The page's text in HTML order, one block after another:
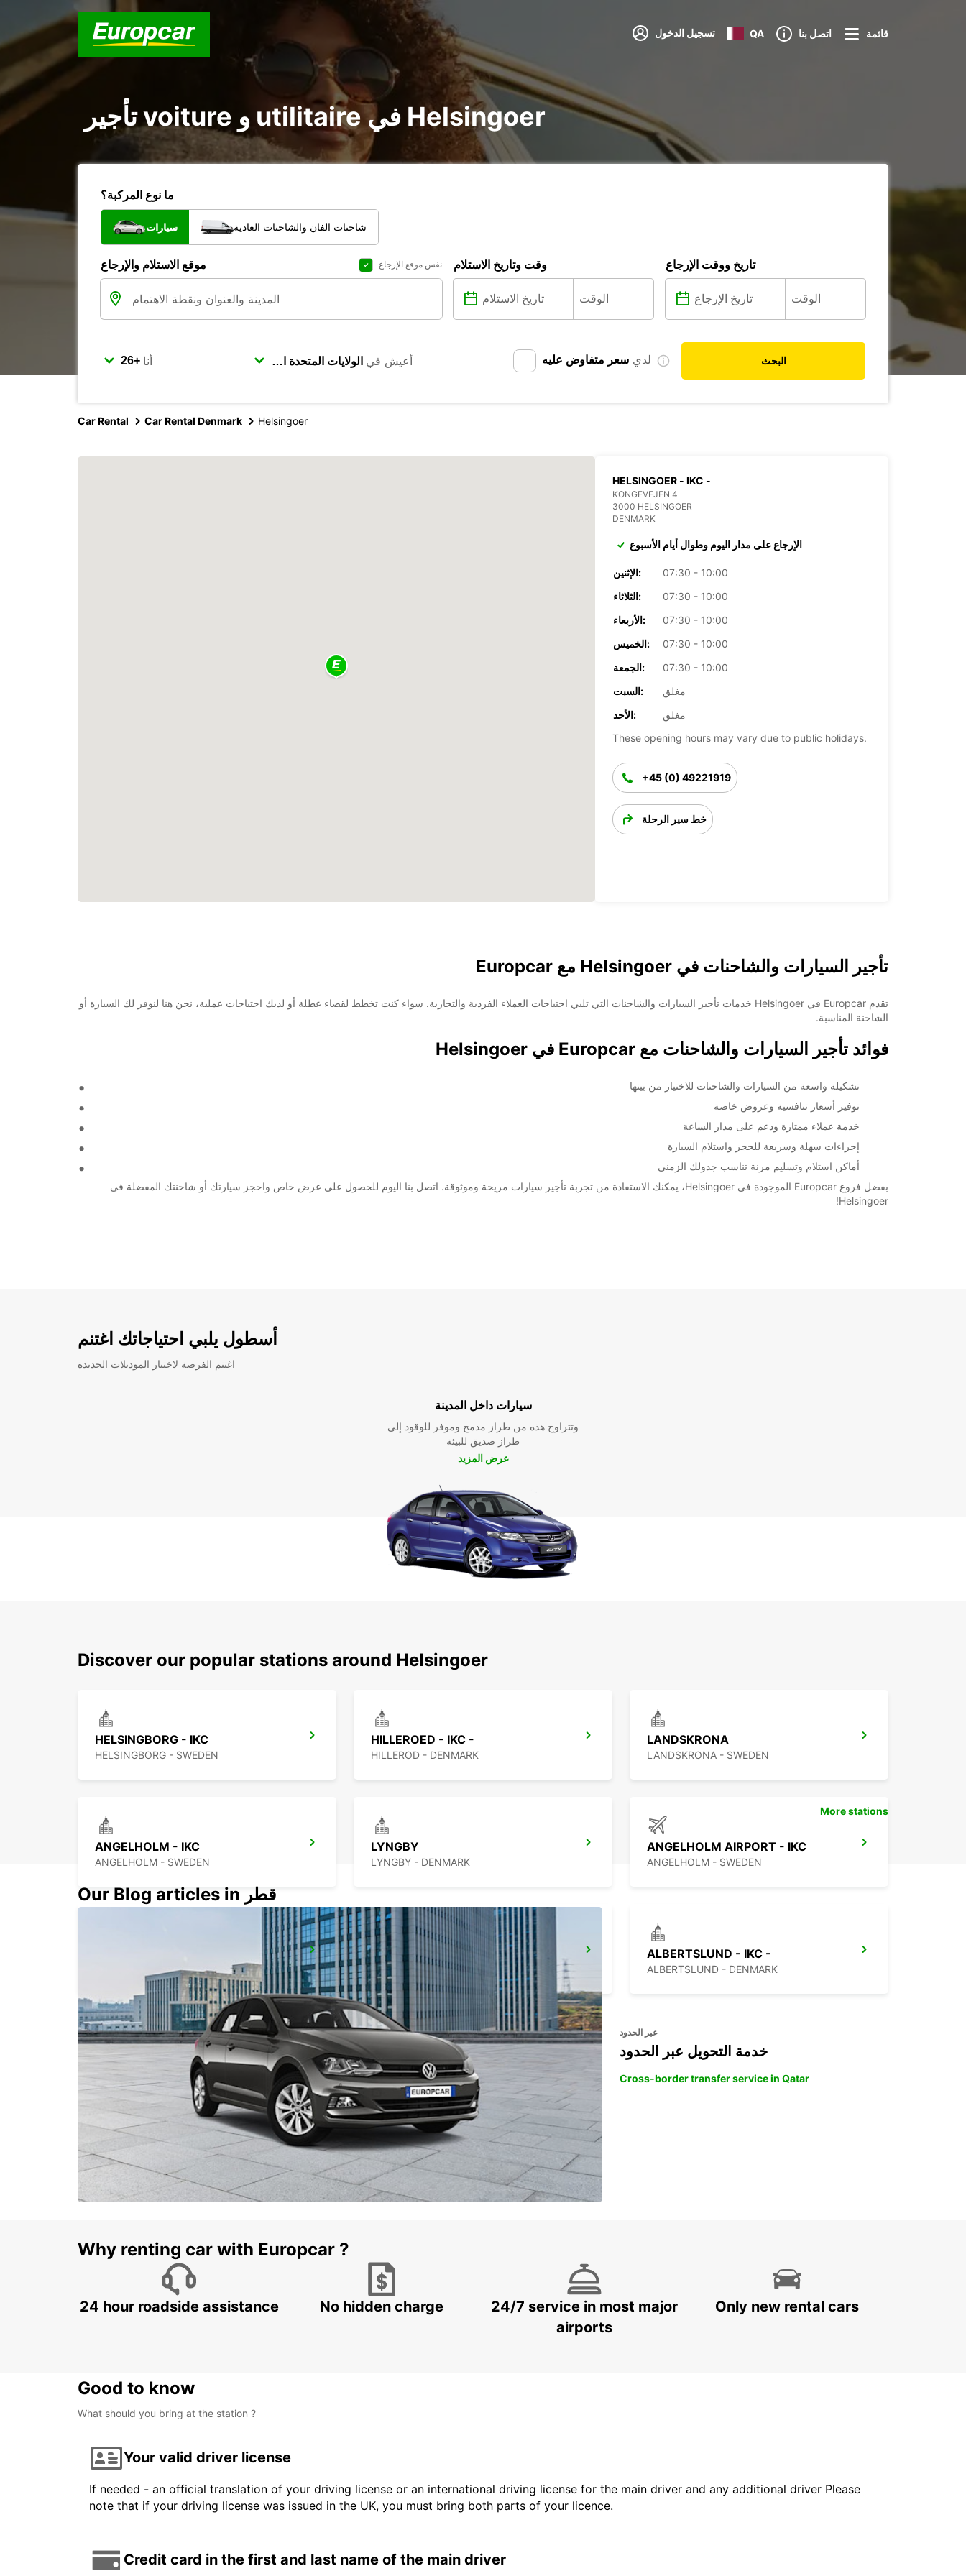
تسجيل الدخول QA اتصل بنا قائمة
تأجير voiture و utilitaire في Helsingoer
ما نوع المركبة؟
سيارات شاحنات الفان والشاحنات العادية
موقع الاستلام والإرجاع نفس موقع الإرجاع وقت وتاريخ الاستلام تاريخ ووقت الإرجاع
أنا أعيش في لدي سعر متفاوض عليه البحث
Car Rental Car Rental Denmark Helsingoer
HELSINGOER - IKC -
KONGEVEJEN 4
3000 HELSINGOER
DENMARK
الإرجاع على مدار اليوم وطوال أيام الأسبوع
الإثنين:
07:30 - 10:00
الثلاثاء:
07:30 - 10:00
الأربعاء:
07:30 - 10:00
الخميس:
07:30 - 10:00
الجمعة:
07:30 - 10:00
السبت:
مغلق
الأحد:
مغلق
These opening hours may vary due to public holidays.
+45 (0) 49221919
خط سير الرحلة
تأجير السيارات والشاحنات في Helsingoer مع Europcar
تقدم Europcar في Helsingoer خدمات تأجير السيارات والشاحنات التي تلبي احتياجات العملاء الفردية والتجارية. سواء كنت تخطط لقضاء عطلة أو لديك احتياجات عملية، نحن هنا لنوفر لك السيارة أو
الشاحنة المناسبة.
فوائد تأجير السيارات والشاحنات مع Europcar في Helsingoer
تشكيلة واسعة من السيارات والشاحنات للاختيار من بينها
توفير أسعار تنافسية وعروض خاصة
خدمة عملاء ممتازة ودعم على مدار الساعة
إجراءات سهلة وسريعة للحجز واستلام السيارة
أماكن استلام وتسليم مرنة تناسب جدولك الزمني
بفضل فروع Europcar الموجودة في Helsingoer، يمكنك الاستفادة من تجربة تأجير سيارات مريحة وموثوقة. اتصل بنا اليوم للحصول على عرض خاص واحجز سيارتك أو شاحنتك المفضلة في
Helsingoer!
أسطول يلبي احتياجاتك اغتنم
اغتنم الفرصة لاختبار الموديلات الجديدة
سيارات داخل المدينة
وتتراوح هذه من طراز مدمج وموفر للوقود إلى
طراز صديق للبيئة
عرض المزيد
Discover our popular stations around Helsingoer
HELSINGBORG - IKC
HELSINGBORG - SWEDEN
HILLEROED - IKC -
HILLEROD - DENMARK
LANDSKRONA
LANDSKRONA - SWEDEN
ANGELHOLM - IKC
ANGELHOLM - SWEDEN
LYNGBY
LYNGBY - DENMARK
ANGELHOLM AIRPORT - IKC
ANGELHOLM - SWEDEN
HERLEV - DENMARK
COPENHAGEN.- IKC
COPENHAGEN - DENMARK
ALBERTSLUND - IKC -
ALBERTSLUND - DENMARK
More stations
Our Blog articles in قطر
عبر الحدود
خدمة التحويل عبر الحدود
Cross-border transfer service in Qatar
Why renting car with Europcar ?
24 hour roadside assistance No hidden charge
24/7 service in most major
airports
Only new rental cars
Good to know
What should you bring at the station ?
Your valid driver license
If needed - an official translation of your driving license or an international driving license for the main driver and any additional driver Please
note that if your driving license was issued in the UK, you must bring both parts of your licence.
Credit card in the first and last name of the main driver